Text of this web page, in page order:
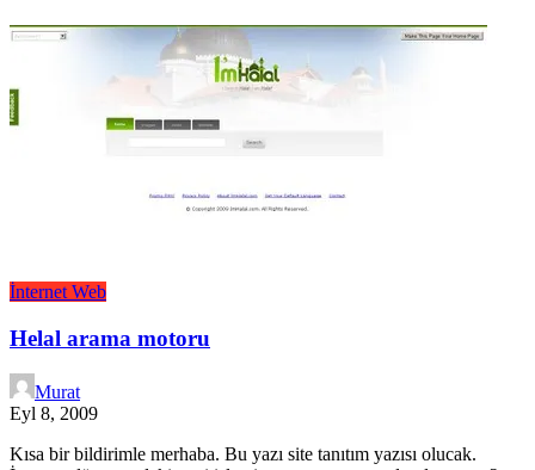
İnternet Web
Helal arama motoru
Murat
Eyl 8, 2009
Kısa bir bildirimle merhaba. Bu yazı site tanıtım yazısı olucak.